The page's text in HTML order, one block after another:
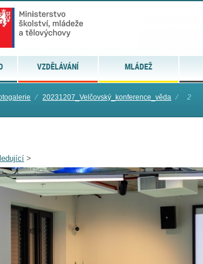
VZDĚLÁVÁNÍ MLÁDEŽ
⁄ 20231207_Velčovský_konference_věda ⁄ 2
>